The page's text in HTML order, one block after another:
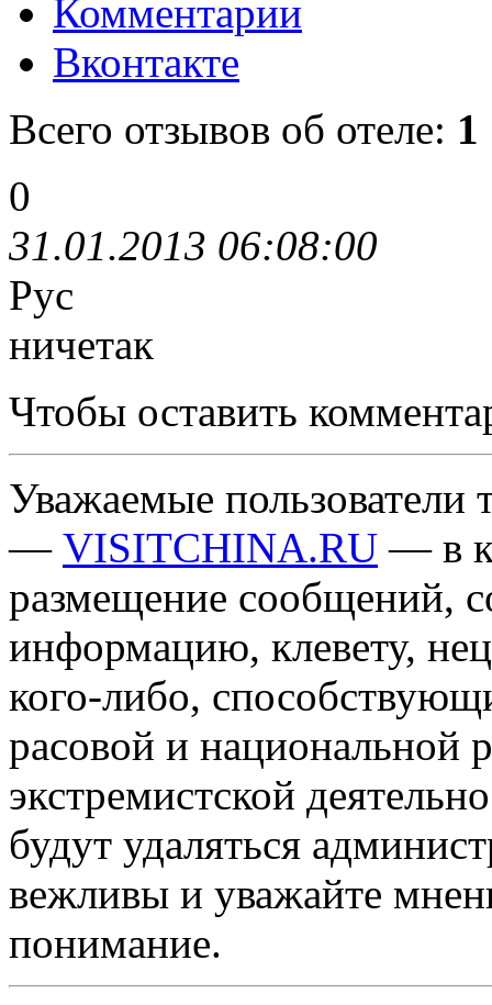
Комментарии
Вконтакте
Всего отзывов об отеле: 1
0
31.01.2013 06:08:00
Рус
ничетак
Чтобы оставить
Уважаемые пользователи
— VISITCHINA.RU — в
размещение сообщений,
информацию, клевету,
кого-либо,
расовой и национальной
экстремистской
будут удаляться
вежливы и уважайте
понимание.